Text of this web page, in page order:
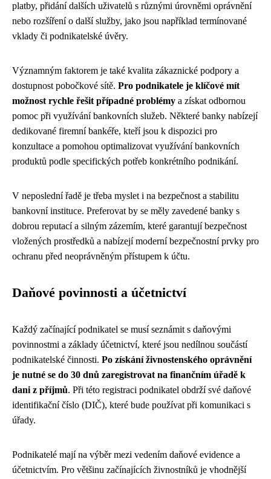
platby, přidání dalších uživatelů s různými úrovněmi oprávnění
nebo rozšíření o další služby, jako jsou například termínované
vklady či podnikatelské úvěry.
Významným faktorem je také kvalita zákaznické podpory a
dostupnost pobočkové sítě. Pro podnikatele je klíčové mít
možnost rychle řešit případné problémy a získat odbornou
pomoc při využívání bankovních služeb. Některé banky nabízejí
dedikované firemní bankéře, kteří jsou k dispozici pro
konzultace a pomohou optimalizovat využívání bankovních
produktů podle specifických potřeb konkrétního podnikání.
V neposlední řadě je třeba myslet i na bezpečnost a stabilitu
bankovní instituce. Preferovat by se měly zavedené banky s
dobrou reputací a silným zázemím, které garantují bezpečnost
vložených prostředků a nabízejí moderní bezpečnostní prvky pro
ochranu před neoprávněným přístupem k účtu.
Daňové povinnosti a účetnictví
Každý začínající podnikatel se musí seznámit s daňovými
povinnostmi a základy účetnictví, které jsou nedílnou součástí
podnikatelské činnosti. Po získání živnostenského oprávnění
je nutné se do 30 dnů zaregistrovat na finančním úřadě k
dani z příjmů. Při této registraci podnikatel obdrží své daňové
identifikační číslo (DIČ), které bude používat při komunikaci s
úřady.
Podnikatelé mají na výběr mezi vedením daňové evidence a
účetnictvím. Pro většinu začínajících živnostníků je vhodnější